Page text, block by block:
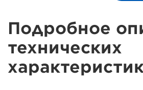
Подробное
технических